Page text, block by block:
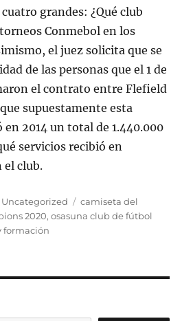
grandes: ¿Qué club
Conmebol en los
el juez solicita que se
de las personas que el 1 de
el contrato entre Flefield
supuestamente esta
en 2014 un total de 1.440.000
servicios recibió en
el club.
Categorías
Uncategorized Etiquetas
camiseta del
2020,osasuna club de fútbol
formación